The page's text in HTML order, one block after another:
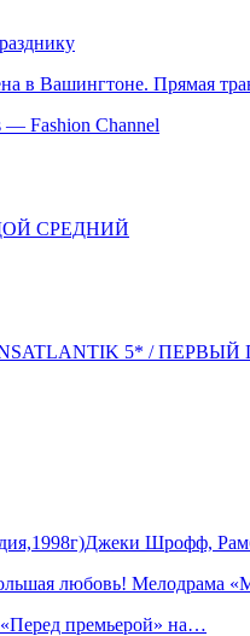
в Вашингтоне. Прямая
Fashion Channel
СРЕДНИЙ
5* /
Шрофф,
любовь!
премьерой» на…